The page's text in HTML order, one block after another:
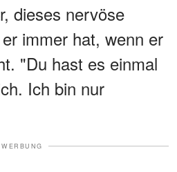
dieses nervöse
immer hat, wenn er
"Du hast es einmal
Ich bin nur
WERBUNG